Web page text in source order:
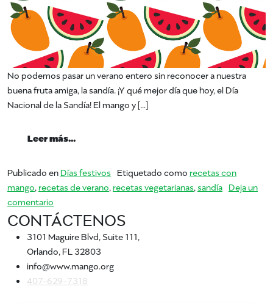
No podemos pasar un verano entero sin reconocer a nuestra
buena fruta amiga, la sandía. ¡Y qué mejor día que hoy, el Día
Nacional de la Sandía! El mango y […]
Leer más…
Publicado enDías festivos Etiquetado como recetas con
mango, recetas de verano, recetas vegetarianas, sandía Deja un
comentario
CONTÁCTENOS
3101 Maguire Blvd, Suite 111,
Orlando, FL 32803
info@www.mango.org
407-629-7318